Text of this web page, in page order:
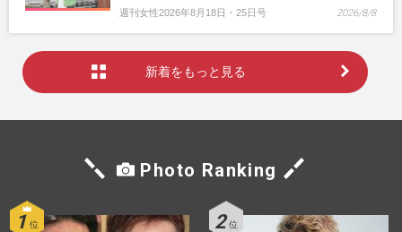
週刊女性2026年8月18日・25日号 2026/8/8
新着をもっと見る
Photo Ranking